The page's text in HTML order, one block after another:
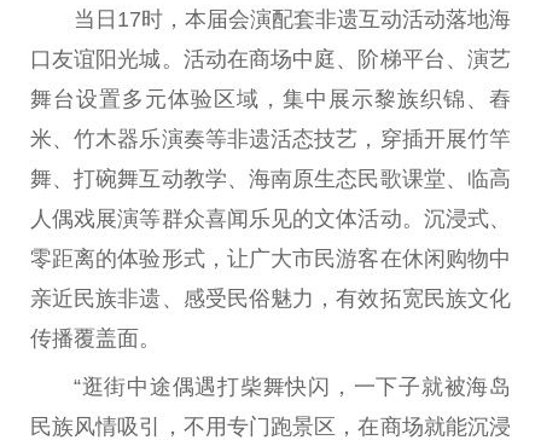
当日17时，本届会演配套非遗互动活动落地海
口友谊阳光城。活动在商场中庭、阶梯平台、演艺
舞台设置多元体验区域，集中展示黎族织锦、舂
米、竹木器乐演奏等非遗活态技艺，穿插开展竹竿
舞、打碗舞互动教学、海南原生态民歌课堂、临高
人偶戏展演等群众喜闻乐见的文体活动。沉浸式、
零距离的体验形式，让广大市民游客在休闲购物中
亲近民族非遗、感受民俗魅力，有效拓宽民族文化
传播覆盖面。
“逛街中途偶遇打柴舞快闪，一下子就被海岛
民族风情吸引，不用专门跑景区，在商场就能沉浸